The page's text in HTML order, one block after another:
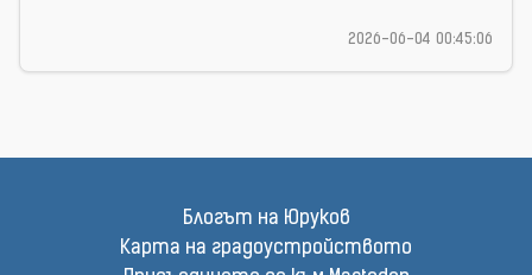
2026-06-04 00:45:06
Блогът на Юруков
Карта на градоустройството